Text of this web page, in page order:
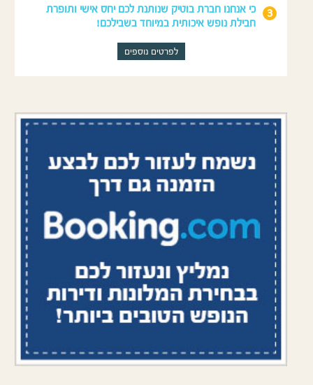
כי אנחנו חברת בוטיק שנותנת לכם יחס אישי ותופרת
חבילת נופש איכותית במיוחד בשבילכם!
לפרטים נוספים